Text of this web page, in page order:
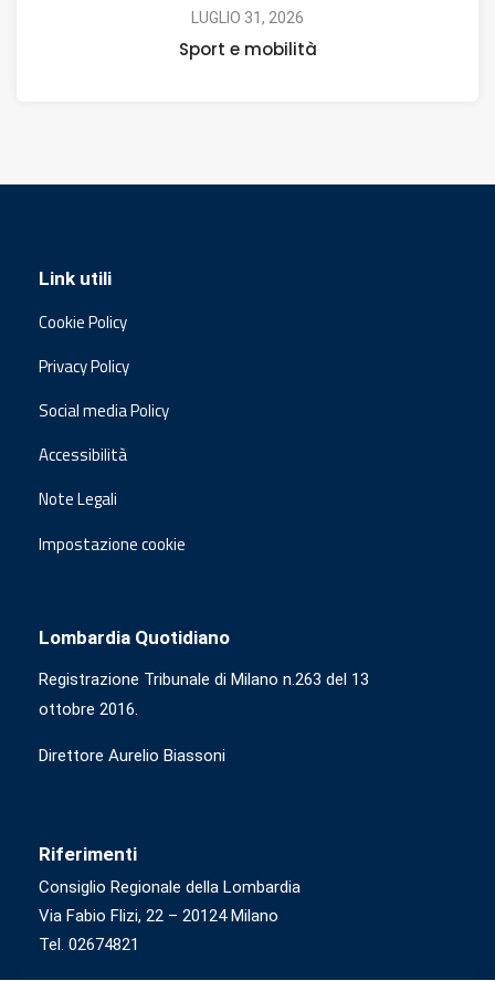
LUGLIO 31, 2026
Sport e mobilità
Link utili
Cookie Policy
Privacy Policy
Social media Policy
Accessibilità
Note Legali
Impostazione cookie
Lombardia Quotidiano
Registrazione Tribunale di Milano n.263 del 13
ottobre 2016.
Direttore Aurelio Biassoni
Riferimenti
Consiglio Regionale della Lombardia
Via Fabio Flizi, 22 – 20124 Milano
Tel. 02674821